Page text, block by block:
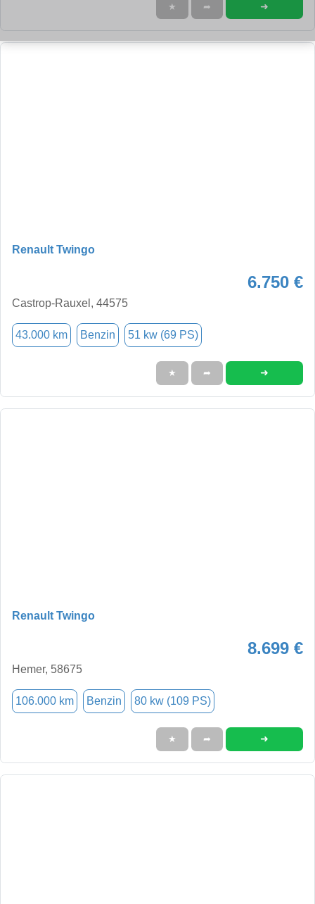
★ ➦ ➜
Renault Twingo
6.750 €
Castrop-Rauxel, 44575
43.000 km Benzin 51 kw (69 PS)
★ ➦ ➜
Renault Twingo
8.699 €
Hemer, 58675
106.000 km Benzin 80 kw (109 PS)
★ ➦ ➜